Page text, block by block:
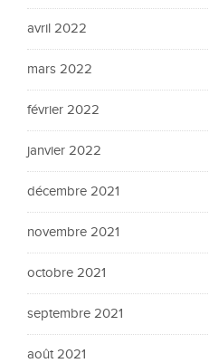
avril 2022
mars 2022
février 2022
janvier 2022
décembre 2021
novembre 2021
octobre 2021
septembre 2021
août 2021